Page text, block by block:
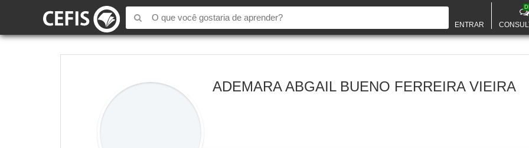
ENTRAR
ADEMARA ABGAIL BUENO FERREIRA VIEIRA